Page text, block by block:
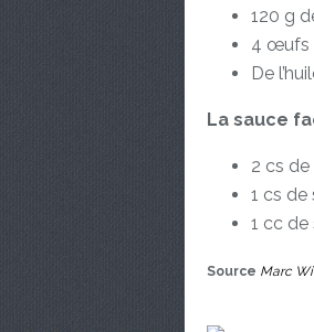
120 g
4 œufs
De
La sauce
2 cs
1 cs de
1 cc de
Source Marc